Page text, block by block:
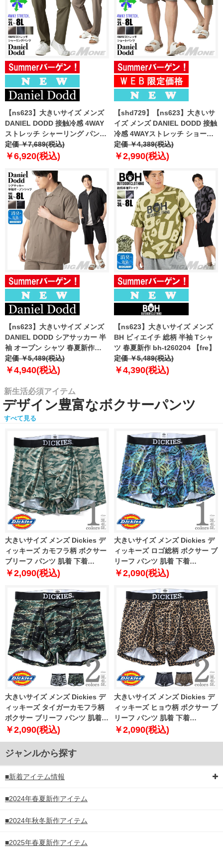
【ns623】大きいサイズ メンズ
DANIEL DODD 接触冷感 4WAY
ストレッチ シャーリング パンツ
春夏新作 azp260201201t
【fre】
定価 ￥7,689(税込)
￥6,920(税込)
【shd729】【ns623】大きいサ
イズ メンズ DANIEL DODD 接触
冷感 4WAYストレッチ ショーツ
ショートパンツ ハーフパンツ 春
夏新作 azsp-260204 【fre】
定価 ￥4,389(税込)
￥2,990(税込)
【ns623】大きいサイズ メンズ
DANIEL DODD シアサッカー 半
袖 オープン シャツ 春夏新作
azsh-260213 【fre】
定価 ￥5,489(税込)
￥4,940(税込)
【ns623】大きいサイズ メンズ
BH ビィエイチ 総柄 半袖 Tシャ
ツ 春夏新作 bh-t260204 【fre】
定価 ￥5,489(税込)
￥4,390(税込)
新生活必須アイテム
デザイン豊富なボクサーパンツ
すべて見る
大きいサイズ メンズ Dickies デ
ィッキーズ カモフラ柄 ボクサー
ブリーフ パンツ 肌着 下着
80212600
￥2,090(税込)
大きいサイズ メンズ Dickies デ
ィッキーズ ロゴ総柄 ボクサー ブ
リーフ パンツ 肌着 下着
80212700
￥2,090(税込)
大きいサイズ メンズ Dickies デ
ィッキーズ タイガーカモフラ柄
ボクサー ブリーフ パンツ 肌着
下着 80533100
￥2,090(税込)
大きいサイズ メンズ Dickies デ
ィッキーズ ヒョウ柄 ボクサー ブ
リーフ パンツ 肌着 下着
80533200
￥2,090(税込)
ジャンルから探す
■新着アイテム情報
■2024年春夏新作アイテム
■2024年秋冬新作アイテム
■2025年春夏新作アイテム